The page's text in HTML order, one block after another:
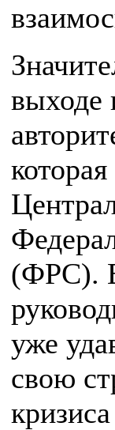
выходе
(ФРС).
уже
свою